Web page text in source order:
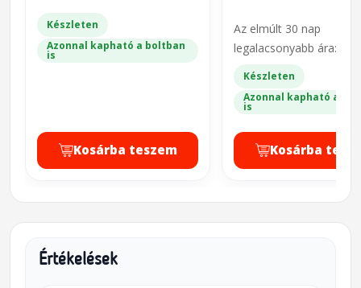
Készleten
Azonnal kapható a boltban
is
Kosárba teszem
Az elmúlt 30 nap
legalacsonyabb ára: 2
Készleten
Azonnal kapható a
is
Kosárba
Értékelések